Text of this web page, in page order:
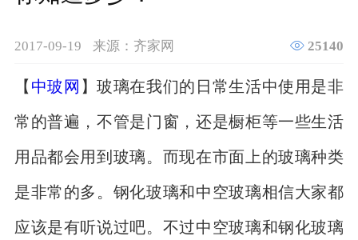
2017-09-19 来源：齐家网  25140
【 中玻网 】玻璃在我们的日常生活中使用是非
常的普遍，不管是门窗，还是橱柜等一些生活
用品都会用到玻璃。而现在市面上的玻璃种类
是非常的多。钢化玻璃和中空玻璃相信大家都
应该是有听说过吧。不过中空玻璃和钢化玻璃